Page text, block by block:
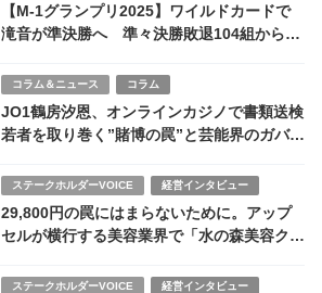
【M-1グランプリ2025】ワイルドカードで
滝音が準決勝へ 準々決勝敗退104組から1
コラム＆ニュース コラム
JO1鶴房汐恩、オンラインカジノで書類送検
若者を取り巻く”賭博の罠”と芸能界のガバナ
ステークホルダーVOICE 経営インタビュー
29,800円の罠にはまらないために。アップ
セルが横行する美容業界で「水の森美容クリ
ステークホルダーVOICE 経営インタビュー